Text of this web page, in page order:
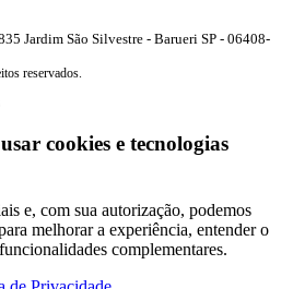
Jardim São Silvestre - Barueri SP - 06408-
reservados.
cookies e tecnologias
e, com sua autorização, podemos
melhorar a experiência, entender o
complementares.